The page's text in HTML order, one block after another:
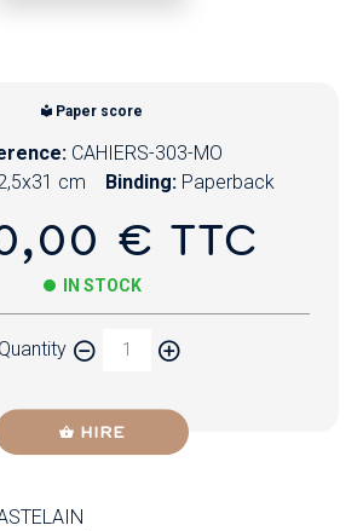
Paper score
CAHIERS-303-MO
cm Binding: Paperback
€ TTC
IN STOCK
Quantity
HIRE